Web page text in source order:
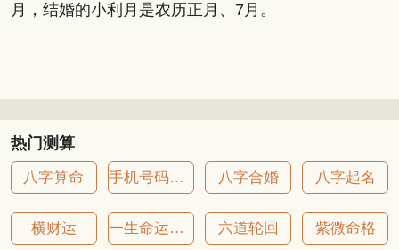
月，结婚的小利月是农历正月、7月。
热门测算
八字算命 手机号码吉凶 八字合婚 八字起名
横财运 一生命运详批 六道轮回 紫微命格